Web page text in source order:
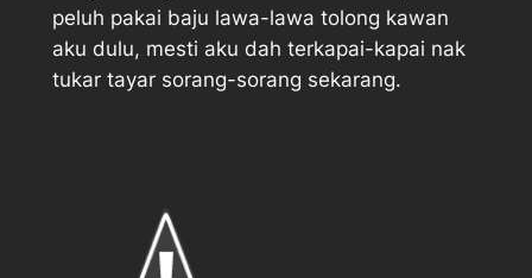
peluh pakai baju lawa-lawa tolong kawan
aku dulu, mesti aku dah terkapai-kapai nak
tukar tayar sorang-sorang sekarang.